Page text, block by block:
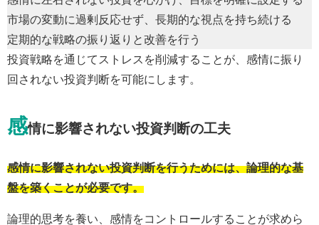
市場の変動に過剰反応せず、長期的な視点を持ち続ける
定期的な戦略の振り返りと改善を行う
投資戦略を通じてストレスを削減することが、感情に振り
回されない投資判断を可能にします。
感情に影響されない投資判断の工夫
感情に影響されない投資判断を行うためには、論理的な基
盤を築くことが必要です。
論理的思考を養い、感情をコントロールすることが求めら